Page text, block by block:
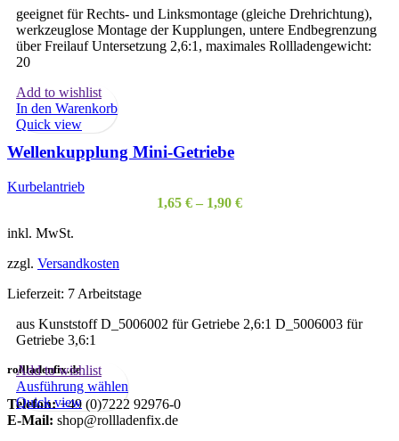
geeignet für Rechts- und Linksmontage (gleiche Drehrichtung),
werkzeuglose Montage der Kupplungen, untere Endbegrenzung
über Freilauf Untersetzung 2,6:1, maximales Rollladengewicht:
20
Add to wishlist
In den Warenkorb
Quick view
Wellenkupplung Mini-Getriebe
Kurbelantrieb
1,65 € – 1,90 €
inkl. MwSt.
zzgl. Versandkosten
Lieferzeit: 7 Arbeitstage
aus Kunststoff D_5006002 für Getriebe 2,6:1 D_5006003 für
Getriebe 3,6:1
Add to wishlist
Ausführung wählen
Produkt
weist
Quick view
rollladenfix.de
Telefon:+49 (0)7222 92976-0
E-Mail: shop@rollladenfix.de